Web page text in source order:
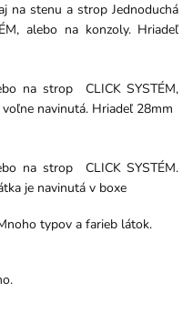
na stenu a strop Jednoduchá
alebo na konzoly. Hriadeľ
na strop CLICK SYSTÉM,
navinutá. Hriadeľ 28mm
na strop CLICK SYSTÉM.
je navinutá v boxe
typov a farieb látok.